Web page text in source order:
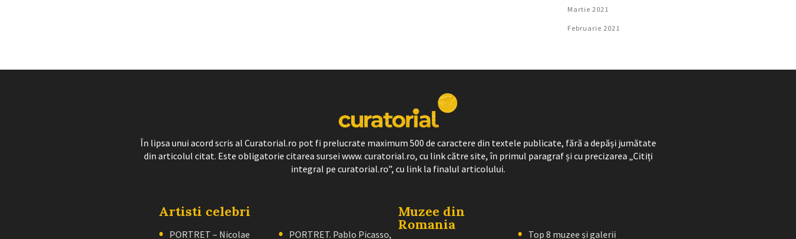
Martie 2021
Februarie 2021
În lipsa unui acord scris al Curatorial.ro pot fi prelucrate maximum 500 de caractere din textele publicate, fără a depăși jumătate
din articolul citat. Este obligatorie citarea sursei www. curatorial.ro, cu link către site, în primul paragraf și cu precizarea „Citiți
integral pe curatorial.ro”, cu link la finalul articolului.
Artisti celebri
PORTRET – Nicolae PORTRET. Pablo Picasso,
Muzee din
Romania
Top 8 muzee și galerii